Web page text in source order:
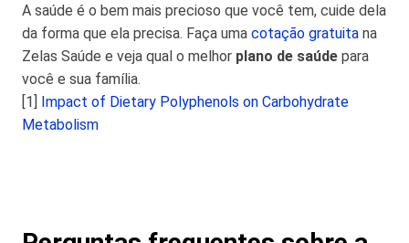
A saúde é o bem mais precioso que você tem, cuide dela
da forma que ela precisa. Faça uma cotação gratuita na
Zelas Saúde e veja qual o melhor plano de saúde para
você e sua família.
[1] Impact of Dietary Polyphenols on Carbohydrate
Metabolism